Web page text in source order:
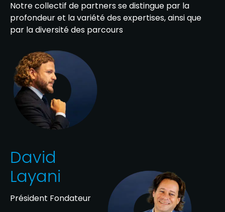
Notre collectif de partners se distingue par la
profondeur et la variété des expertises, ainsi que
par la diversité des parcours
David
Layani
Président Fondateur